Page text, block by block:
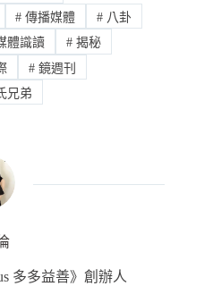
# 傳播媒體 # 八卦
體識讀 # 揭秘
# 鏡週刊
兄弟
多多益善》創辦人